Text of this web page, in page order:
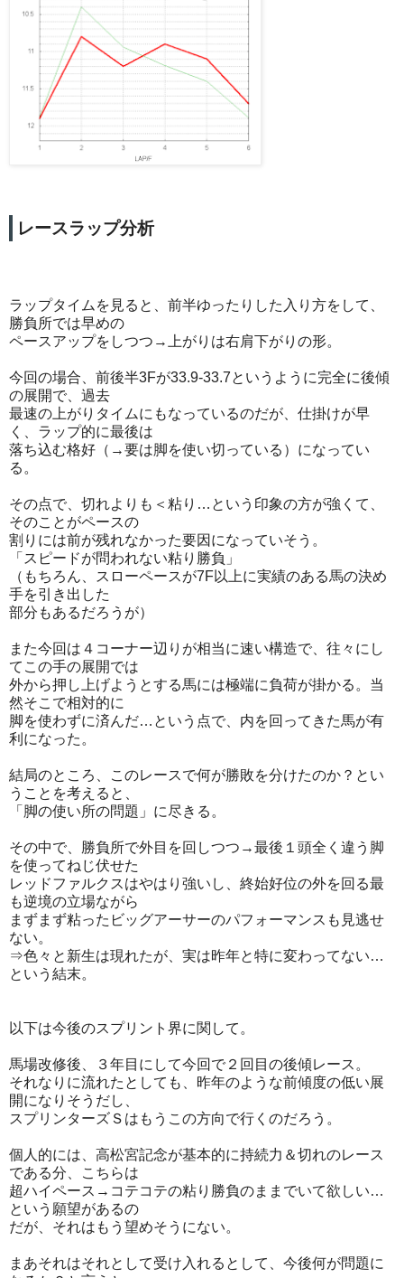
レースラップ分析
ラップタイムを見ると、前半ゆったりした入り方をして、
勝負所では早めの
ペースアップをしつつ→上がりは右肩下がりの形。
今回の場合、前後半3Fが33.9-33.7というように完全に後傾
の展開で、過去
最速の上がりタイムにもなっているのだが、仕掛けが早
く、ラップ的に最後は
落ち込む格好（→要は脚を使い切っている）になってい
る。
その点で、切れよりも＜粘り…という印象の方が強くて、
そのことがペースの
割りには前が残れなかった要因になっていそう。
「スピードが問われない粘り勝負」
（もちろん、スローペースが7F以上に実績のある馬の決め
手を引き出した
部分もあるだろうが）
また今回は４コーナー辺りが相当に速い構造で、往々にし
てこの手の展開では
外から押し上げようとする馬には極端に負荷が掛かる。当
然そこで相対的に
脚を使わずに済んだ…という点で、内を回ってきた馬が有
利になった。
結局のところ、このレースで何が勝敗を分けたのか？とい
うことを考えると、
「脚の使い所の問題」に尽きる。
その中で、勝負所で外目を回しつつ→最後１頭全く違う脚
を使ってねじ伏せた
レッドファルクスはやはり強いし、終始好位の外を回る最
も逆境の立場ながら
まずまず粘ったビッグアーサーのパフォーマンスも見逃せ
ない。
⇒色々と新生は現れたが、実は昨年と特に変わってない…
という結末。
以下は今後のスプリント界に関して。
馬場改修後、３年目にして今回で２回目の後傾レース。
それなりに流れたとしても、昨年のような前傾度の低い展
開になりそうだし、
スプリンターズＳはもうこの方向で行くのだろう。
個人的には、高松宮記念が基本的に持続力＆切れのレース
である分、こちらは
超ハイペース→コテコテの粘り勝負のままでいて欲しい…
という願望があるの
だが、それはもう望めそうにない。
まあそれはそれとして受け入れるとして、今後何が問題に